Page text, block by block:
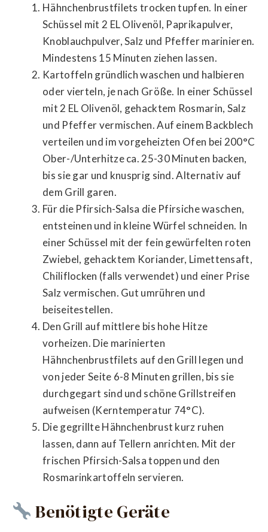
Hähnchenbrustfilets trocken tupfen. In einer
Schüssel mit 2 EL Olivenöl, Paprikapulver,
Knoblauchpulver, Salz und Pfeffer marinieren.
Mindestens 15 Minuten ziehen lassen.
Kartoffeln gründlich waschen und halbieren
oder vierteln, je nach Größe. In einer Schüssel
mit 2 EL Olivenöl, gehacktem Rosmarin, Salz
und Pfeffer vermischen. Auf einem Backblech
verteilen und im vorgeheizten Ofen bei 200°C
Ober-/Unterhitze ca. 25-30 Minuten backen,
bis sie gar und knusprig sind. Alternativ auf
dem Grill garen.
Für die Pfirsich-Salsa die Pfirsiche waschen,
entsteinen und in kleine Würfel schneiden. In
einer Schüssel mit der fein gewürfelten roten
Zwiebel, gehacktem Koriander, Limettensaft,
Chiliflocken (falls verwendet) und einer Prise
Salz vermischen. Gut umrühren und
beiseitestellen.
Den Grill auf mittlere bis hohe Hitze
vorheizen. Die marinierten
Hähnchenbrustfilets auf den Grill legen und
von jeder Seite 6-8 Minuten grillen, bis sie
durchgegart sind und schöne Grillstreifen
aufweisen (Kerntemperatur 74°C).
Die gegrillte Hähnchenbrust kurz ruhen
lassen, dann auf Tellern anrichten. Mit der
frischen Pfirsich-Salsa toppen und den
Rosmarinkartoffeln servieren.
Benötigte Geräte